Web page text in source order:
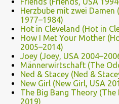
Herzbube mit zwei Damen
1977–1984)
Hot in Cleveland (Hot in
How I Met Your Mother
2005–2014)
Joey (Joey, USA
Männerwirtschaft (The
Ned & Stacey (Ned &
New Girl (New Girl, USA
The Big Bang Theory
2019)